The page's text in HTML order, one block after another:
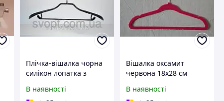
Плічка-вішалка чорна
силікон лопатка з
В наявності
Вішалка оксамит
червона 18x28 см
В наявності